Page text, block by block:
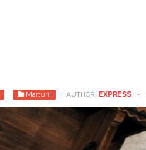
Marturii AUTHOR: EXPRESS -